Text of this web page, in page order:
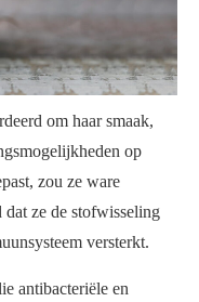
om haar smaak,
op
zou ze ware
ze de stofwisseling
versterkt.
antibacteriële en